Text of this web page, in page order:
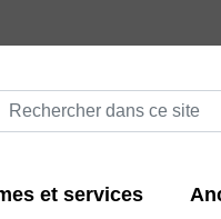
et services
Rechercher
Search